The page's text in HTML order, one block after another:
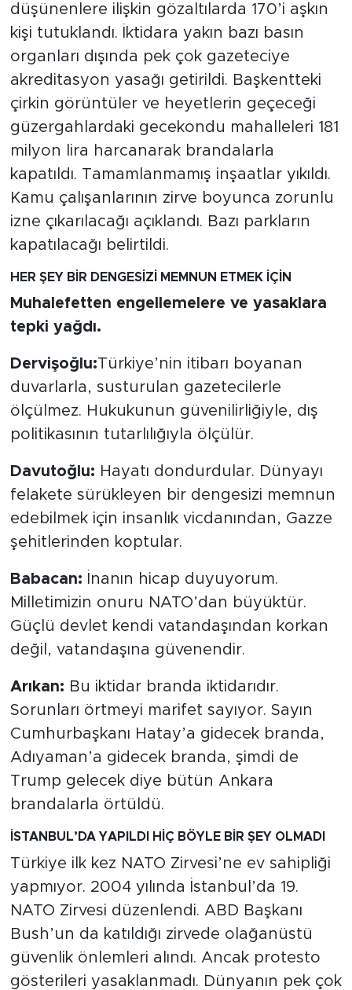
düşünenlere ilişkin gözaltılarda 170’i aşkın
kişi tutuklandı. İktidara yakın bazı basın
organları dışında pek çok gazeteciye
akreditasyon yasağı getirildi. Başkentteki
çirkin görüntüler ve heyetlerin geçeceği
güzergahlardaki gecekondu mahalleleri 181
milyon lira harcanarak brandalarla
kapatıldı. Tamamlanmamış inşaatlar yıkıldı.
Kamu çalışanlarının zirve boyunca zorunlu
izne çıkarılacağı açıklandı. Bazı parkların
kapatılacağı belirtildi.
HER ŞEY BİR DENGESİZİ MEMNUN ETMEK İÇİN
Muhalefetten engellemelere ve yasaklara
tepki yağdı.
Dervişoğlu:Türkiye’nin itibarı boyanan
duvarlarla, susturulan gazetecilerle
ölçülmez. Hukukunun güvenilirliğiyle, dış
politikasının tutarlılığıyla ölçülür.
Davutoğlu: Hayatı dondurdular. Dünyayı
felakete sürükleyen bir dengesizi memnun
edebilmek için insanlık vicdanından, Gazze
şehitlerinden koptular.
Babacan: İnanın hicap duyuyorum.
Milletimizin onuru NATO’dan büyüktür.
Güçlü devlet kendi vatandaşından korkan
değil, vatandaşına güvenendir.
Arıkan: Bu iktidar branda iktidarıdır.
Sorunları örtmeyi marifet sayıyor. Sayın
Cumhurbaşkanı Hatay’a gidecek branda,
Adıyaman’a gidecek branda, şimdi de
Trump gelecek diye bütün Ankara
brandalarla örtüldü.
İSTANBUL’DA YAPILDI HİÇ BÖYLE BİR ŞEY OLMADI
Türkiye ilk kez NATO Zirvesi’ne ev sahipliği
yapmıyor. 2004 yılında İstanbul’da 19.
NATO Zirvesi düzenlendi. ABD Başkanı
Bush’un da katıldığı zirvede olağanüstü
güvenlik önlemleri alındı. Ancak protesto
gösterileri yasaklanmadı. Dünyanın pek çok
SİYASET
MEDYA KÖŞESİ
FOTO GALERİ
VİDEOLAR
ALINTI YAZARLAR
SOSYAL MEDYA